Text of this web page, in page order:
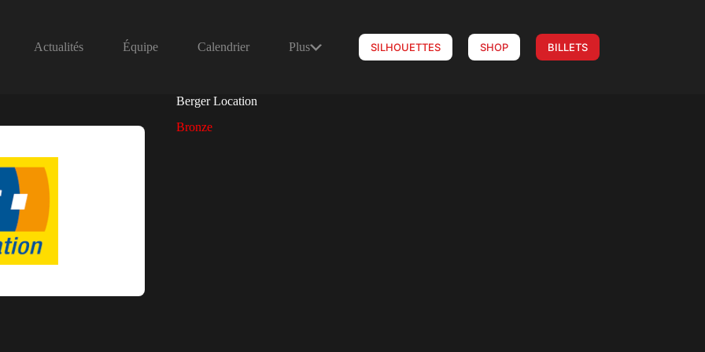
Actualités Équipe Calendrier Plus SILHOUETTES SHOP BILLETS
Berger Location
Bronze